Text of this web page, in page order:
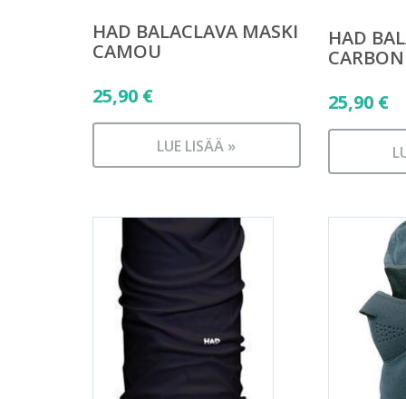
HAD BALACLAVA MASKI
CAMOU
25,90 €
LUE LISÄÄ »
HAD
CARBON
25,90 €